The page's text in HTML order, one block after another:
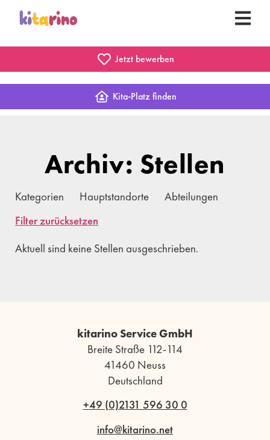
Jetzt bewerben
Kita-Platz finden
Archiv: Stellen
Kategorien Hauptstandorte
Abteilungen
Filter zurücksetzen
Aktuell sind keine Stellen ausgeschrieben.
kitarino Service GmbH
Breite Straße 112-114
41460 Neuss
Deutschland
+49 (0)2131 596 30 0
info@kitarino.net